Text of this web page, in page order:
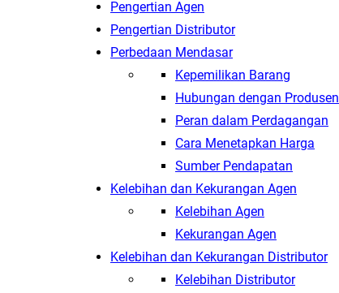
Pengertian Agen
Pengertian Distributor
Perbedaan Mendasar
Kepemilikan Barang
Hubungan dengan Produsen
Peran dalam Perdagangan
Cara Menetapkan Harga
Sumber Pendapatan
Kelebihan dan Kekurangan Agen
Kelebihan Agen
Kekurangan Agen
Kelebihan dan Kekurangan Distributor
Kelebihan Distributor